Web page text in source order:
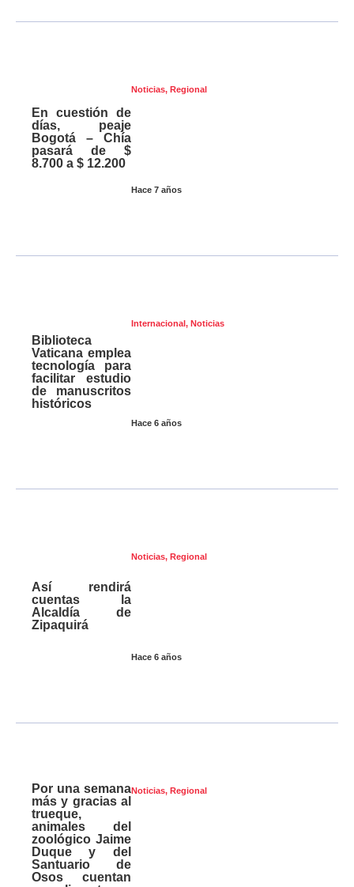
Noticias, Regional
Hace 7 años
En cuestión de
días, peaje
Bogotá – Chía
pasará de $
8.700 a $ 12.200
Internacional, Noticias
Hace 6 años
Biblioteca
Vaticana emplea
tecnología para
facilitar estudio
de manuscritos
históricos
Noticias, Regional
Hace 6 años
Así rendirá
cuentas la
Alcaldía de
Zipaquirá
Noticias, Regional
Por una semana
más y gracias al
trueque,
animales del
zoológico Jaime
Duque y del
Santuario de
Osos cuentan